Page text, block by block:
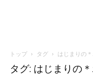
トップ タグ はじまりの
タグ: はじまりの